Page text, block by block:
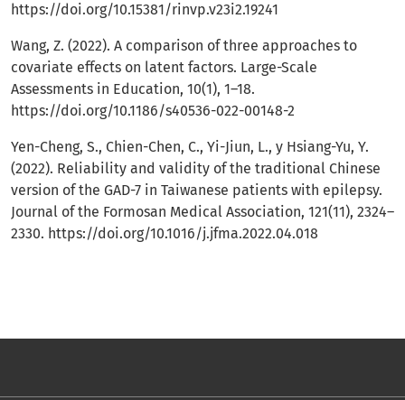
https://doi.org/10.15381/rinvp.v23i2.19241
Wang, Z. (2022). A comparison of three approaches to
covariate effects on latent factors. Large-Scale
Assessments in Education, 10(1), 1–18.
https://doi.org/10.1186/s40536-022-00148-2
Yen-Cheng, S., Chien-Chen, C., Yi-Jiun, L., y Hsiang-Yu, Y.
(2022). Reliability and validity of the traditional Chinese
version of the GAD-7 in Taiwanese patients with epilepsy.
Journal of the Formosan Medical Association, 121(11), 2324–
2330. https://doi.org/10.1016/j.jfma.2022.04.018